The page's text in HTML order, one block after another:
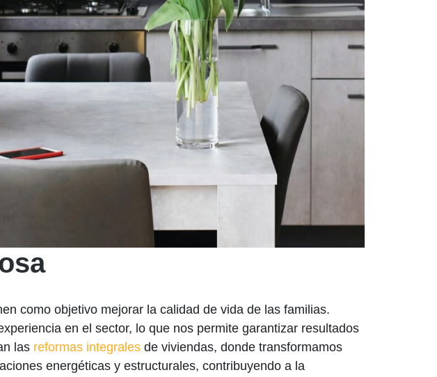
como objetivo mejorar la calidad de vida de las familias.
en el sector, lo que nos permite garantizar resultados
las reformas integrales de viviendas, donde transformamos
energéticas y estructurales, contribuyendo a la